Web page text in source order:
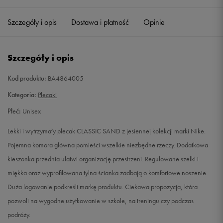
Szczegóły i opis Dostawa i płatność Opinie
Szczegóły i opis
Kod produktu: BA4864005
Kategoria: Plecaki
Płeć: Unisex
Lekki i wytrzymały plecak CLASSIC SAND z jesiennej kolekcji marki Nike.
Pojemna komora główna pomieści wszelkie niezbędne rzeczy. Dodatkowa
kieszonka przednia ułatwi organizację przestrzeni. Regulowane szelki i
miękka oraz wyprofilowana tylna ścianka zadbają o komfortowe noszenie.
Duża logowanie podkreśli markę produktu. Ciekawa propozycja, która
pozwoli na wygodne użytkowanie w szkole, na treningu czy podczas
podróży.